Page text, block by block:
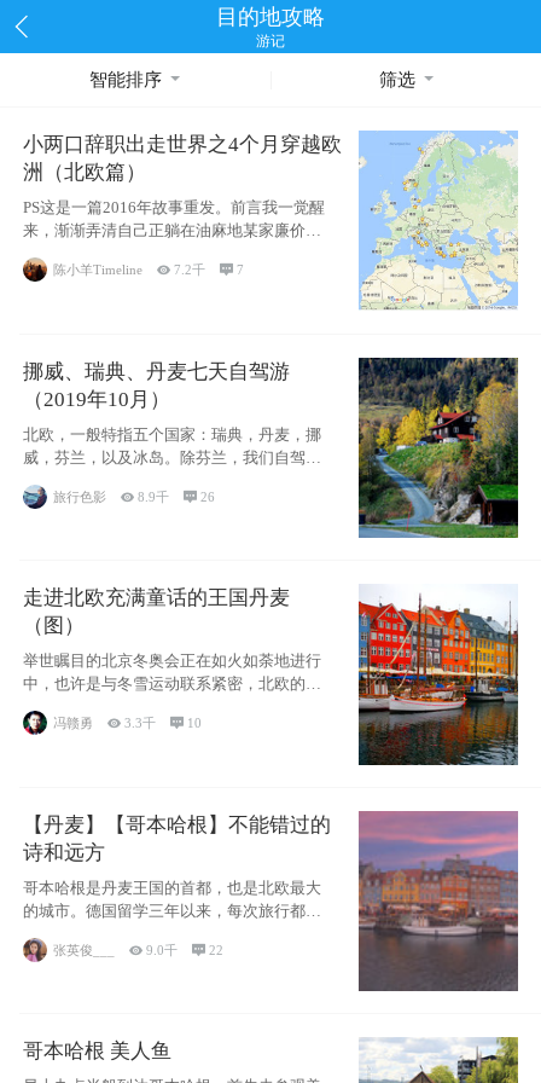
目的地攻略
游记
智能排序 筛选
小两口辞职出走世界之4个月穿越欧
洲（北欧篇）
PS这是一篇2016年故事重发。前言我一觉醒
来，渐渐弄清自己正躺在油麻地某家廉价宾
馆
陈小羊Timeline 7.2千 7
挪威、瑞典、丹麦七天自驾游
（2019年10月）
北欧，一般特指五个国家：瑞典，丹麦，挪
威，芬兰，以及冰岛。除芬兰，我们自驾游
旅行色影 8.9千 26
走进北欧充满童话的王国丹麦
（图）
举世瞩目的北京冬奥会正在如火如荼地进行
中，也许是与冬雪运动联系紧密，北欧的一
些国家因
冯赣勇 3.3千  10
【丹麦】【哥本哈根】不能错过的
诗和远方
哥本哈根是丹麦王国的首都，也是北欧最大
的城市。德国留学三年以来，每次旅行都是
张英俊___ 9.0千 22
哥本哈根 美人鱼